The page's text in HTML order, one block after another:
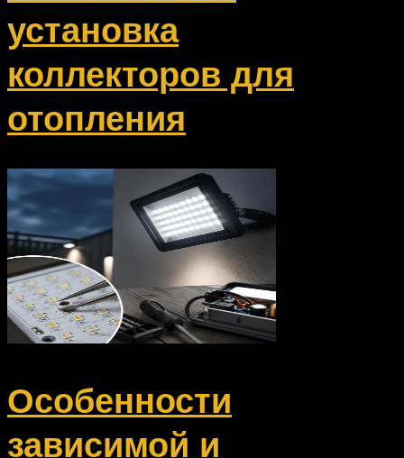
установка
коллекторов для
отопления
Особенности
зависимой и